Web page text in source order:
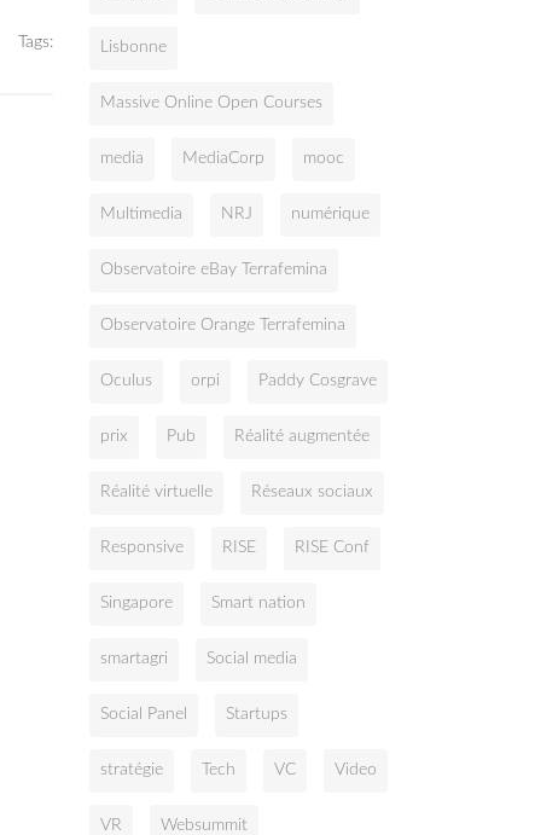
Tags:
Lisbonne
Massive Online Open Courses
media MediaCorp mooc
Multimedia NRJ numérique
Observatoire eBay Terrafemina
Observatoire Orange Terrafemina
Oculus orpi Paddy Cosgrave
prix Pub Réalité augmentée
Réalité virtuelle Réseaux sociaux
Responsive RISE RISE Conf
Singapore Smart nation
smartagri Social media
Social Panel Startups
stratégie Tech VC Video
VR Websummit